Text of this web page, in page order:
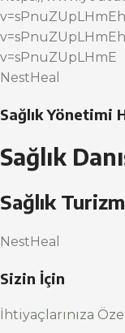
v=sPnuZUpLHmE
NestHeal
Sağlık Yönetimi
Sağlık
Sağlık
NestHeal
Sizin İçin
İhtiyaçlarınıza